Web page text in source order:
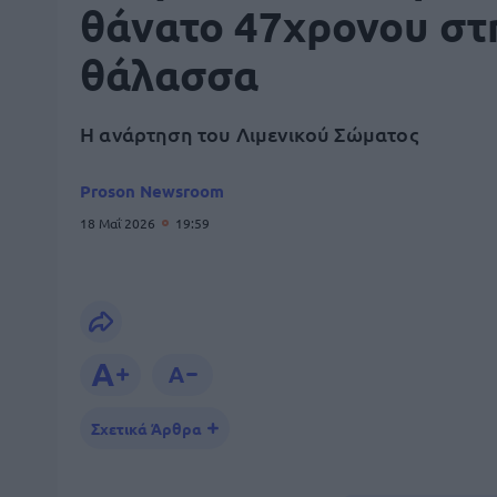
θάνατο 47χρονου
θάλασσα
H ανάρτηση του Λιμενικού Σώματος
Proson Newsroom
18 Μαΐ 2026 19:59
Σχετικά Άρθρα